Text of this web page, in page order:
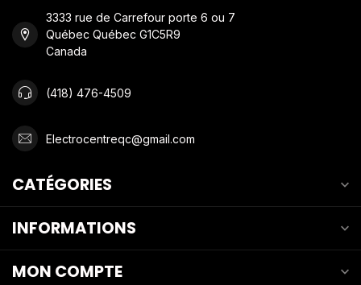
3333 rue de Carrefour porte 6 ou 7
Québec Québec G1C5R9
Canada
(418) 476-4509
Electrocentreqc@gmail.com
CATÉGORIES
INFORMATIONS
MON COMPTE